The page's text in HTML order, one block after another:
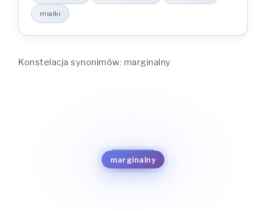
miałki
Konstelacja synonimów: marginalny
marginalny
bagatelny
banalny
błahy
irrelewantny
nieistotny
nieważny
poboczny
pomijalny
mało istotny
mało oryginalny
mało ważny
miałki